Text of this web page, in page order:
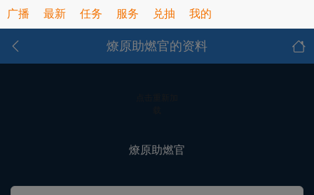
广播 最新 任务 服务 兑抽 我的
燎原助燃官的资料
燎原助燃官